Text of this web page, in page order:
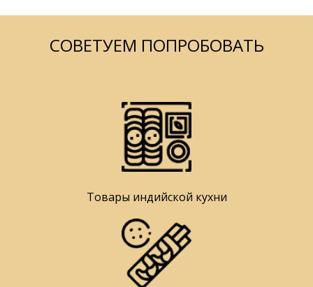
СОВЕТУЕМ ПОПРОБОВАТЬ
Товары индийской кухни